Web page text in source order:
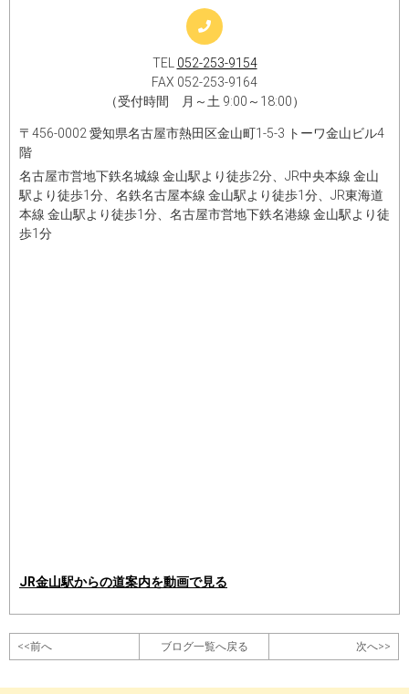
TEL 052-253-9154
FAX 052-253-9164
（受付時間 月～土 9:00～18:00）
〒456-0002 愛知県名古屋市熱田区金山町1-5-3 トーワ金山ビル4
階
名古屋市営地下鉄名城線 金山駅より徒歩2分、JR中央本線 金山
駅より徒歩1分、名鉄名古屋本線 金山駅より徒歩1分、JR東海道
本線 金山駅より徒歩1分、名古屋市営地下鉄名港線 金山駅より徒
歩1分
JR金山駅からの道案内を動画で見る
<<前へ ブログ一覧へ戻る 次へ>>